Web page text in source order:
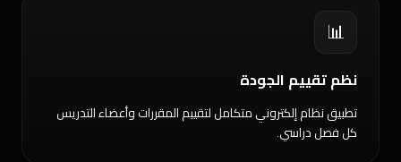
📊
نظم تقييم الجودة
تطبيق نظام إلكتروني متكامل لتقييم المقررات وأعضاء التدريس
كل فصل دراسي.